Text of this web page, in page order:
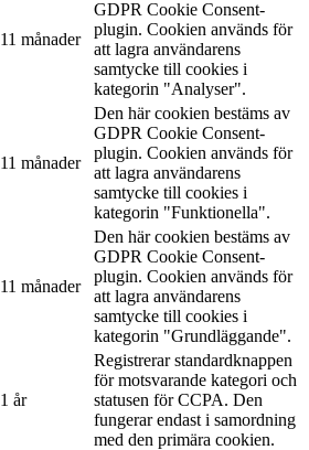
11 månader
GDPR Cookie Consent-
plugin. Cookien används för
att lagra användarens
samtycke till cookies i
kategorin "Analyser".
11 månader
Den här cookien bestäms av
GDPR Cookie Consent-
plugin. Cookien används för
att lagra användarens
samtycke till cookies i
kategorin "Funktionella".
11 månader
Den här cookien bestäms av
GDPR Cookie Consent-
plugin. Cookien används för
att lagra användarens
samtycke till cookies i
kategorin "Grundläggande".
1 år
Registrerar standardknappen
för motsvarande kategori och
statusen för CCPA. Den
fungerar endast i samordning
med den primära cookien.